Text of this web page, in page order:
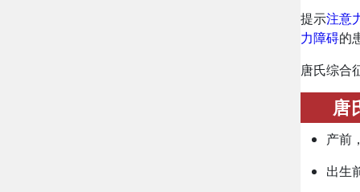
提示注意
力障碍的
唐氏综合
唐
产前
出生